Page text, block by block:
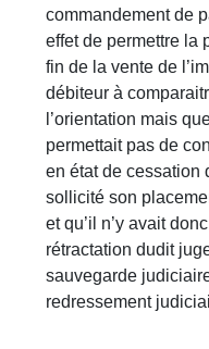
commandement de
effet de permettre la
fin de la vente de
débiteur à
l’orientation mais
permettait pas de
en état de cessation
sollicité son
et qu’il n’y avait
rétractation dudit
sauvegarde
redressement